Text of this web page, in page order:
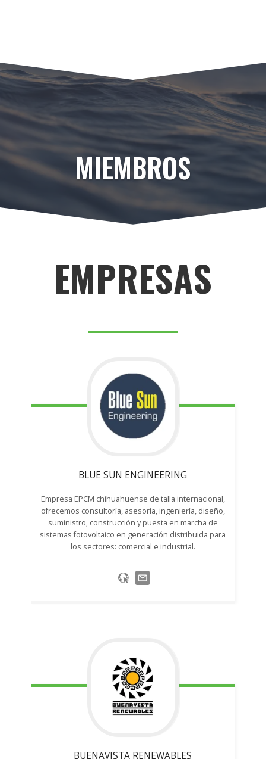
MIEMBROS
EMPRESAS
BLUE SUN ENGINEERING
Empresa EPCM chihuahuense de talla internacional,
ofrecemos consultoría, asesoría, ingeniería, diseño,
suministro, construcción y puesta en marcha de
sistemas fotovoltaico en generación distribuida para
los sectores: comercial e industrial.
BUENAVISTA RENEWABLES